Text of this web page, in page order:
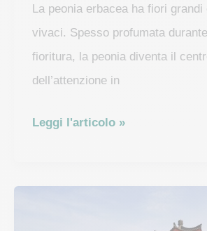
La peonia erbacea ha fiori
vivaci. Spesso profumata
fioritura, la peonia diventa il
dell’attenzione in
Peonia
Leggi l'articolo »